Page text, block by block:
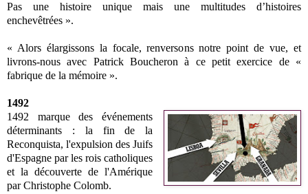
Pas une histoire unique mais une multitudes d’histoires
enchevêtrées ».
« Alors élargissons la focale, renversons notre point de vue, et
livrons-nous avec Patrick Boucheron à ce petit exercice de «
fabrique de la mémoire ».
1492
1492 marque des événements
déterminants : la fin de la
Reconquista, l'expulsion des Juifs
d'Espagne par les rois catholiques
et la découverte de l'Amérique
par Christophe Colomb.